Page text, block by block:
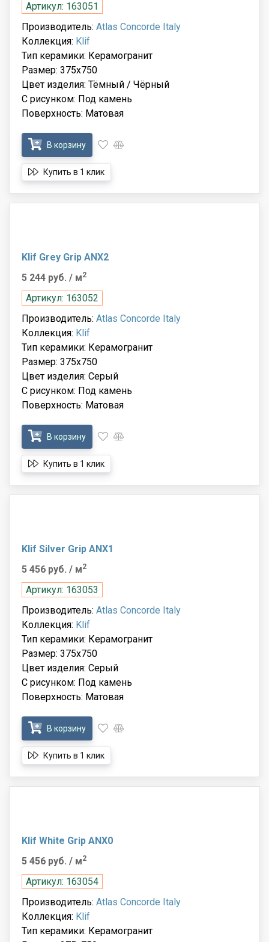
Артикул: 163051
Производитель: Atlas Concorde Italy
Коллекция: Klif
Тип керамики: Керамогранит
Размер: 375x750
Цвет изделия: Тёмный / Чёрный
С рисунком: Под камень
Поверхность: Матовая
В корзину
Купить в 1 клик
Klif Grey Grip ANX2
5 244 руб. / м2
Артикул: 163052
Производитель: Atlas Concorde Italy
Коллекция: Klif
Тип керамики: Керамогранит
Размер: 375x750
Цвет изделия: Серый
С рисунком: Под камень
Поверхность: Матовая
В корзину
Купить в 1 клик
Klif Silver Grip ANX1
5 456 руб. / м2
Артикул: 163053
Производитель: Atlas Concorde Italy
Коллекция: Klif
Тип керамики: Керамогранит
Размер: 375x750
Цвет изделия: Серый
С рисунком: Под камень
Поверхность: Матовая
В корзину
Купить в 1 клик
Klif White Grip ANX0
5 456 руб. / м2
Артикул: 163054
Производитель: Atlas Concorde Italy
Коллекция: Klif
Тип керамики: Керамогранит